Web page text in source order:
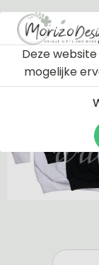
De sweaters
voorraad
De sweaters
Deze
mogelijke